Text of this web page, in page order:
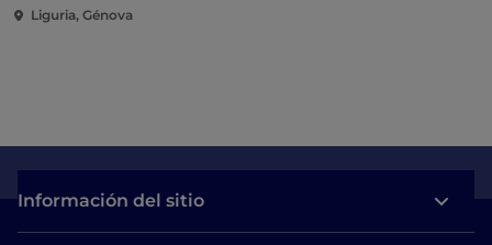
Liguria, Génova
Información del sitio